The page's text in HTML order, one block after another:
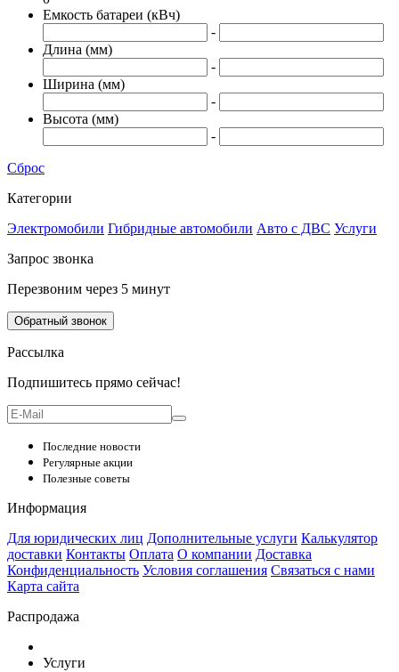
Емкость батареи (кВч)
-
Длина (мм)
-
Ширина (мм)
-
Высота (мм)
-
Сброс
Категории
Электромобили Гибридные автомобили Авто с ДВС Услуги
Запрос звонка
Перезвоним через 5 минут
Обратный звонок
Рассылка
Подпишитесь прямо сейчас!
Последние новости
Регулярные акции
Полезные советы
Информация
Для юридических лиц Дополнительные услуги Калькулятор
доставки Контакты Оплата О компании Доставка
Конфиденциальность Условия соглашения Связаться с нами
Карта сайта
Распродажа
Услуги